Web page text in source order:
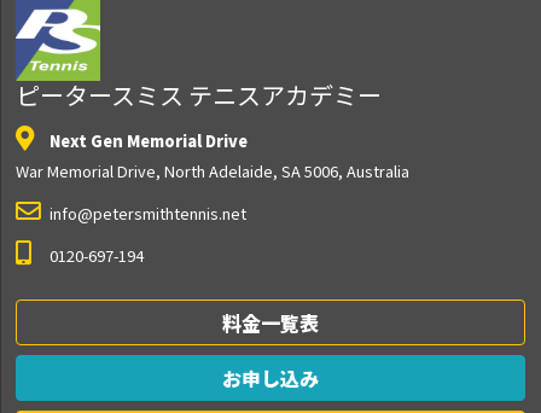
ピータースミス テニスアカデミー
Next Gen Memorial Drive
War Memorial Drive, North Adelaide, SA 5006, Australia
info@petersmithtennis.net
0120-697-194
料金一覧表
お申し込み